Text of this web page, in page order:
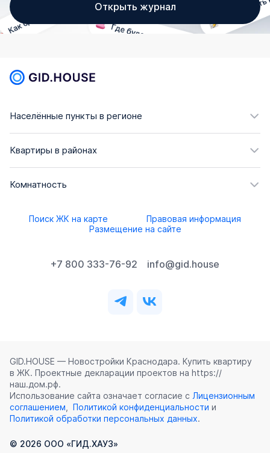
Открыть журнал
Населённые пункты в регионе
Квартиры в районах
Комнатность
Поиск ЖК на карте
Правовая информация
Размещение на сайте
+7 800 333-76-92 info@gid.house
GID.HOUSE — Новостройки Краснодара. Купить квартиру
в ЖК. Проектные декларации проектов на https://
наш.дом.рф.
Использование сайта означает согласие с Лицензионным
соглашением
Политикой конфиденциальности и
Политикой обработки персональных данных.
© 2026 ООО «ГИД.ХАУЗ»